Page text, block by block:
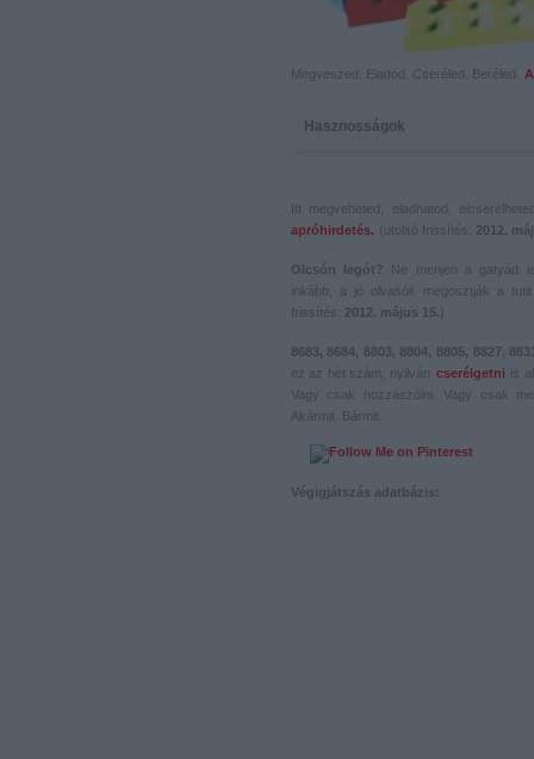
Megveszed. Eladod. Cseréled. Beréled.
Hasznosságok
Itt megveheted, eladhatod,
apróhirdetés. (utolsó frissítés: 2012.
Olcsón legót? Ne menjen a gatyád
inkább, a jó olvasók megosztják a
frissítés: 2012. május 15.)
8683, 8684, 8803, 8804, 8805, 8827, 8831
ez az hét szám, nyilván
cserélgetni
is
Vagy csak hozzászólni. Vagy csak
Akármit. Bármit.
Végigjátszás adatbázis: